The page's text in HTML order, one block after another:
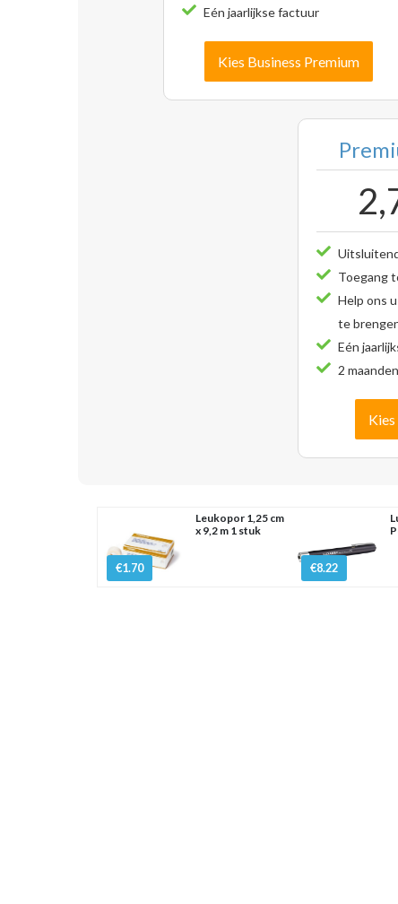
Eén jaarlijkse factuur
Kies Business Premium
Toegang
Help ons
te
Eén
2
€1.70
Leukopor 1,25 cm
x 9,2 m 1 stuk
€8.22